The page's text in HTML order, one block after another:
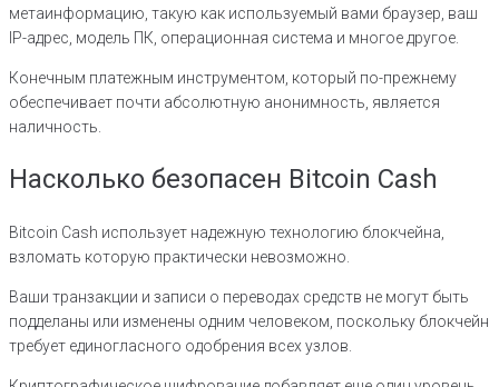
метаинформацию, такую как используемый вами браузер, ваш
IP-адрес, модель ПК, операционная система и многое другое.
Конечным платежным инструментом, который по-прежнему
обеспечивает почти абсолютную анонимность, является
наличность.
Насколько безопасен Bitcoin Cash
Bitcoin Cash использует надежную технологию блокчейна,
взломать которую практически невозможно.
Ваши транзакции и записи о переводах средств не могут быть
подделаны или изменены одним человеком, поскольку блокчейн
требует единогласного одобрения всех узлов.